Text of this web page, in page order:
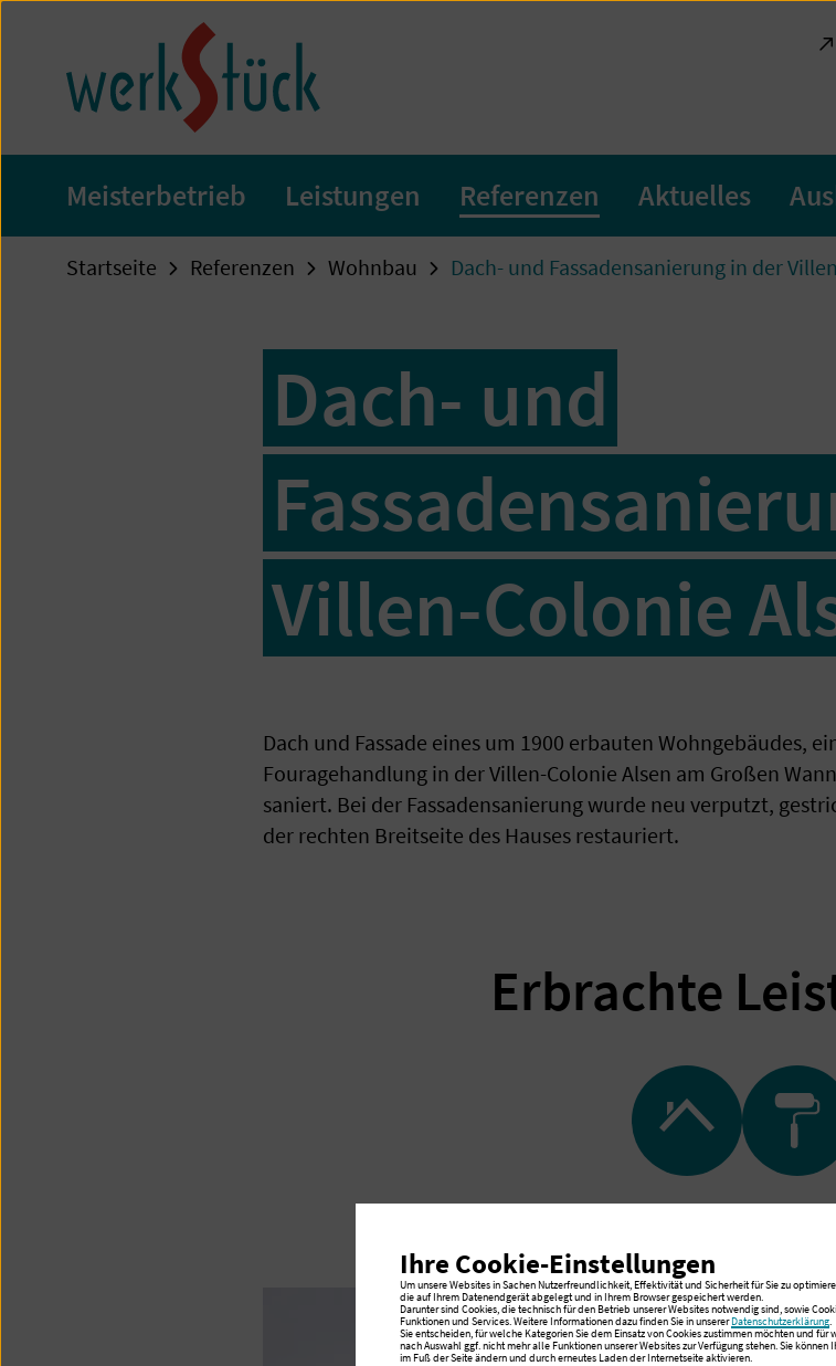
Zum
Meisterbetrieb Leistungen Referenzen Aktuelles
Startseite Referenzen Wohnbau Dach- und Fassadensanierung in der
Dach- und
Villen-Colonie
Dach und Fassade eines um 1900 erbauten Wohngebäudes,
Fouragehandlung in der Villen-Colonie Alsen am Großen
saniert. Bei der Fassadensanierung wurde neu verputzt,
der rechten Breitseite des Hauses restauriert.
Erbrachte
Ihre Cookie-Einstellungen
Um unsere Websites in Sachen Nutzerfreundlichkeit, Effektivität und Sicherheit für Sie zu
die auf Ihrem Datenendgerät abgelegt und in Ihrem Browser gespeichert werden.
Darunter sind Cookies, die technisch für den Betrieb unserer Websites notwendig sind, sowie
Funktionen und Services. Weitere Informationen dazu finden Sie in unsererDatenschutzerklärung
Sie entscheiden, für welche Kategorien Sie dem Einsatz von Cookies zustimmen möchten und
nach Auswahl ggf. nicht mehr alle Funktionen unserer Websites zur Verfügung stehen. Sie können
im Fuß der Seite ändern und durch erneutes Laden der Internetseite aktivieren.